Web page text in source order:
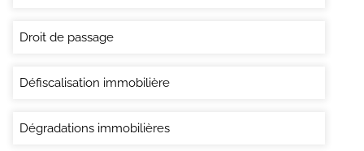
Droit de passage
Défiscalisation immobilière
Dégradations immobilières